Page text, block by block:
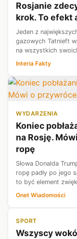
Rosjanie
krok. To efekt
Jeden z
gazowych Tatnieft
na wszystkich
obliczu trwającej fali
energetyczny.
Interia Fakty
WYDARZENIA
Koniec
na Rosję.
ropę
Słowa Donalda
ropę padły po jego
to być element
gospodarki grupy G7.
Onet Wiadomości
SPORT
Wszyscy